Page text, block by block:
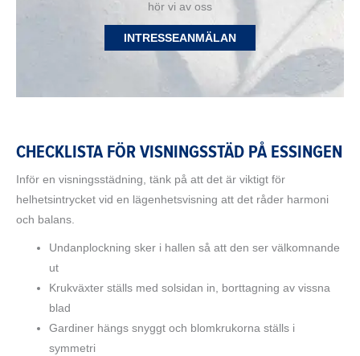
hör vi av oss
INTRESSEANMÄLAN
CHECKLISTA FÖR VISNINGSSTÄD PÅ ESSINGEN
Inför en visningsstädning, tänk på att det är viktigt för
helhetsintrycket vid en lägenhetsvisning att det råder harmoni
och balans.
Undanplockning sker i hallen så att den ser välkomnande
ut
Krukväxter ställs med solsidan in, borttagning av vissna
blad
Gardiner hängs snyggt och blomkrukorna ställs i
symmetri